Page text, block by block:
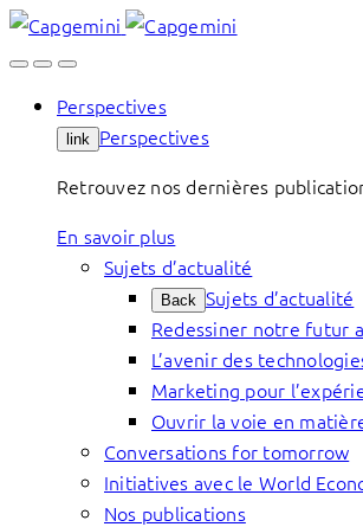
Skip
to
Perspectives
link Perspectives
Retrouvez nos dernières
En savoir plus
Sujets d’actualité
Back Sujets d’actualité
Redessiner notre futur
L’avenir des
Marketing pour
Ouvrir la voie en
Conversations for tomorrow
Initiatives avec le World
Nos publications